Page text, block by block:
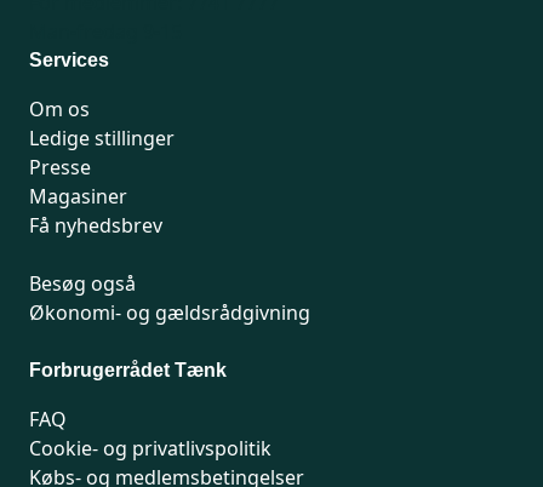
Services
Om os
Ledige stillinger
Presse
Magasiner
Få nyhedsbrev
Besøg også
Økonomi- og gældsrådgivning
Forbrugerrådet Tænk
FAQ
Cookie- og privatlivspolitik
Købs- og medlemsbetingelser